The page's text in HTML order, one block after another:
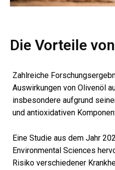
Die Vorteile
Zahlreiche
Auswirkungen von Olivenöl
insbesondere aufgrund
und antioxidativen
Eine Studie aus dem Jahr
Environmental Sciences
Risiko verschiedener